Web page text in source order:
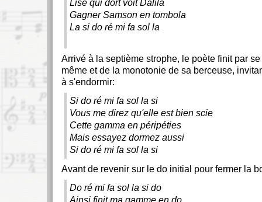
Lise qui dort voit Dalila
Gagner Samson en tombola
La si do ré mi fa sol la
Arrivé à la septième strophe, le poète finit par
même et de la monotonie de sa berceuse,
à s'endormir:
Si do ré mi fa sol la si
Vous me direz qu'elle est bien scie
Cette gamma en péripéties
Mais essayez dormez aussi
Si do ré mi fa sol la si
Avant de revenir sur le do initial pour fermer la
Do ré mi fa sol la si do
Ainsi finit ma gamme en do